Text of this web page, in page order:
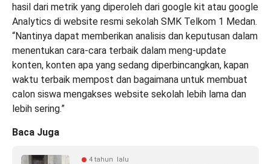
hasil dari metrik yang diperoleh dari google kit atau google
Analytics di website resmi sekolah SMK Telkom 1 Medan.
“Nantinya dapat memberikan analisis dan keputusan dalam
menentukan cara-cara terbaik dalam meng-update
konten, konten apa yang sedang diperbincangkan, kapan
waktu terbaik mempost dan bagaimana untuk membuat
calon siswa mengakses website sekolah lebih lama dan
lebih sering.”
Baca Juga
4 tahun lalu